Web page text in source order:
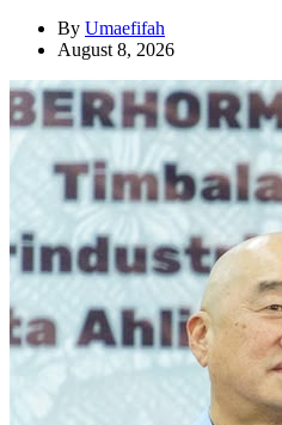
By Umaefifah
August 8, 2026